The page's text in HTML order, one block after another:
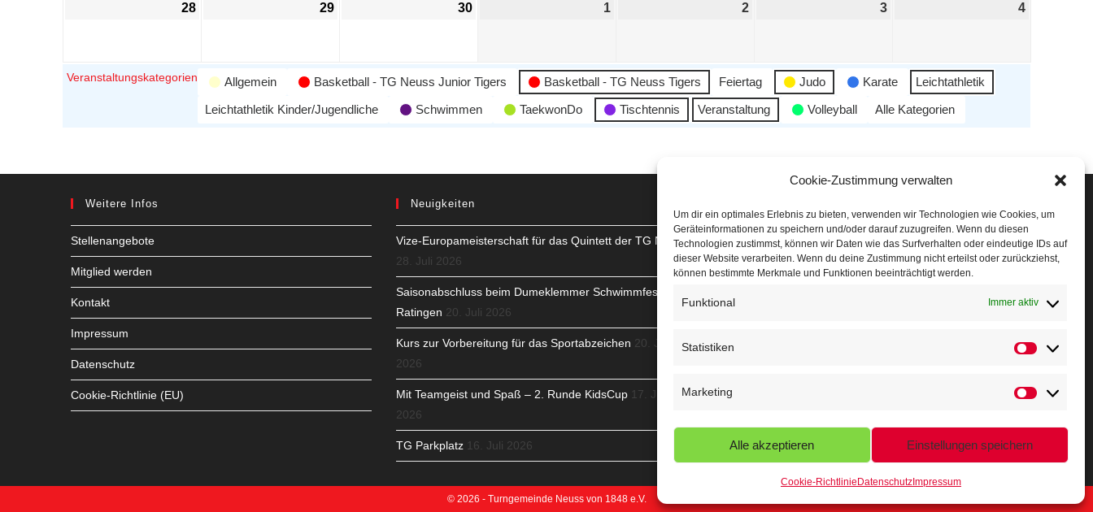
Cookie-Zustimmung verwalten
Um dir ein optimales Erlebnis zu bieten, verwenden wir Technologien wie Cookies, um
Geräteinformationen zu speichern und/oder darauf zuzugreifen. Wenn du diesen
Technologien zustimmst, können wir Daten wie das Surfverhalten oder eindeutige IDs auf
dieser Website verarbeiten. Wenn du deine Zustimmung nicht erteilst oder zurückziehst,
können bestimmte Merkmale und Funktionen beeinträchtigt werden.
Funktional Immer aktiv
Statistiken
Marketing
Alle akzeptieren Einstellungen speichern
Cookie-Richtlinie DatenschutzImpressum
28 29 30 1 2 3 4
Veranstaltungskategorien Allgemein Basketball - TG Neuss Junior Tigers Basketball - TG Neuss Tigers Feiertag Judo Karate
Leichtathletik
Leichtathletik Kinder/Jugendliche
Schwimmen TaekwonDo Tischtennis Veranstaltung Volleyball Alle Kategorien
Weitere Infos
Stellenangebote
Mitglied werden
Kontakt
Impressum
Datenschutz
Cookie-Richtlinie (EU)
Neuigkeiten
Vize-Europameisterschaft für das Quintett der TG Neuss
28. Juli 2026
Saisonabschluss beim Dumeklemmer Schwimmfest in
Ratingen 20. Juli 2026
Kurs zur Vorbereitung für das Sportabzeichen 20. Juli
2026
Mit Teamgeist und Spaß – 2. Runde KidsCup 17. Juli
2026
TG Parkplatz 16. Juli 2026
Höffner Run
Schnuppertag
Terminkalender
Nikolaus-Crosslauf
Capoeira Camp
© 2026 - Turngemeinde Neuss von 1848 e.V.